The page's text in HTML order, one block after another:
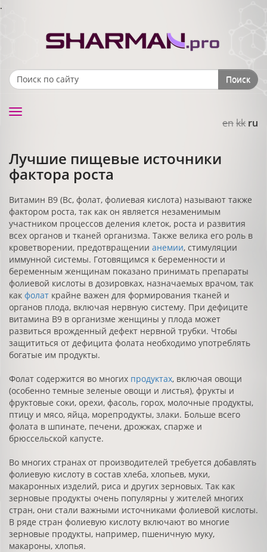
.
Search form Поиск
enkk ru
Toggle
Лучшие пищевые источники
фактора роста
Витамин В9 (Вс, фолат, фолиевая кислота) называют также
фактором роста, так как он является незаменимым
участником процессов деления клеток, роста и развития
всех органов и тканей организма. Также велика его роль в
кроветворении, предотвращении анемии, стимуляции
иммунной системы. Готовящимся к беременности и
беременным женщинам показано принимать препараты
фолиевой кислоты в дозировках, назначаемых врачом, так
как фолат крайне важен для формирования тканей и
органов плода, включая нервную систему. При дефиците
витамина В9 в организме женщины у плода может
развиться врожденный дефект нервной трубки. Чтобы
защититься от дефицита фолата необходимо употреблять
богатые им продукты.
Фолат содержится во многих продуктах, включая овощи
(особенно темные зеленые овощи и листья), фрукты и
фруктовые соки, орехи, фасоль, горох, молочные продукты,
птицу и мясо, яйца, морепродукты, злаки. Больше всего
фолата в шпинате, печени, дрожжах, спарже и
брюссельской капусте.
Во многих странах от производителей требуется добавлять
фолиевую кислоту в состав хлеба, хлопьев, муки,
макаронных изделий, риса и других зерновых. Так как
зерновые продукты очень популярны у жителей многих
стран, они стали важными источниками фолиевой кислоты.
В ряде стран фолиевую кислоту включают во многие
зерновые продукты, например, пшеничную муку,
макароны, хлопья.